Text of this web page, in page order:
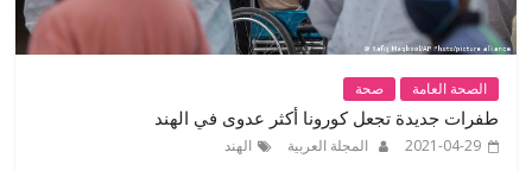
الصحة العامة صحة
طفرات جديدة تجعل كورونا أكثر عدوى في الهند
2021-04-29
المجلة العربية الهند